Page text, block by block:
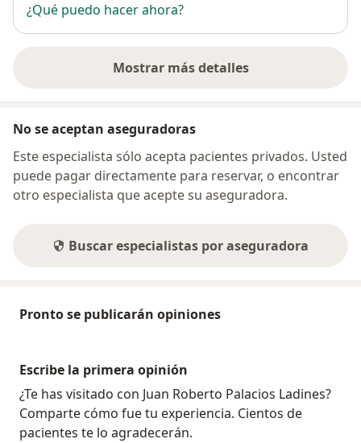
¿Qué puedo hacer ahora?
Mostrar más detalles
sobre la dirección
No se aceptan aseguradoras
Este especialista sólo acepta pacientes privados. Usted
puede pagar directamente para reservar, o encontrar
otro especialista que acepte su aseguradora.
Buscar especialistas por aseguradora
Pronto se publicarán opiniones
Escribe la primera opinión
¿Te has visitado con Juan Roberto Palacios Ladines?
Comparte cómo fue tu experiencia. Cientos de
pacientes te lo agradecerán.